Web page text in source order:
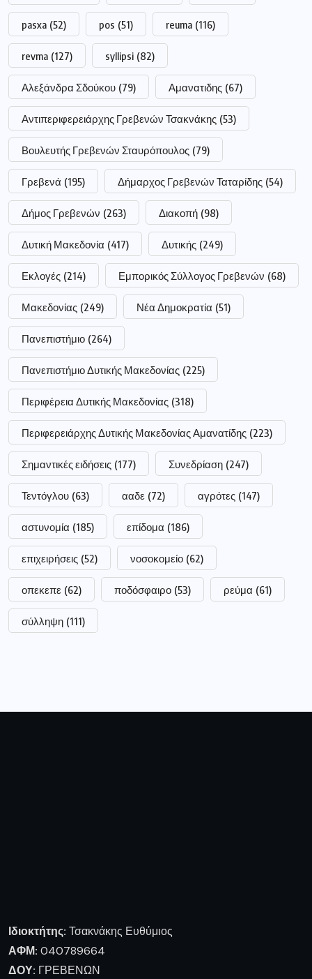
pasxa (52) pos (51) reuma (116)
revma (127) syllipsi (82)
Αλεξάνδρα Σδούκου (79) Αμανατιδης (67)
Αντιπεριφερειάρχης Γρεβενών Τσακνάκης (53)
Βουλευτής Γρεβενών Σταυρόπουλος (79)
Γρεβενά (195) Δήμαρχος Γρεβενών Ταταρίδης (54)
Δήμος Γρεβενών (263) Διακοπή (98)
Δυτική Μακεδονία (417) Δυτικής (249)
Εκλογές (214) Εμπορικός Σύλλογος Γρεβενών (68)
Μακεδονίας (249) Νέα Δημοκρατία (51)
Πανεπιστήμιο (264)
Πανεπιστήμιο Δυτικής Μακεδονίας (225)
Περιφέρεια Δυτικής Μακεδονίας (318)
Περιφερειάρχης Δυτικής Μακεδονίας Αμανατίδης (223)
Σημαντικές ειδήσεις (177) Συνεδρίαση (247)
Τεντόγλου (63) ααδε (72) αγρότες (147)
αστυνομία (185) επίδομα (186)
επιχειρήσεις (52) νοσοκομείο (62)
οπεκεπε (62) ποδόσφαιρο (53) ρεύμα (61)
σύλληψη (111)
Ιδιοκτήτης: Τσακνάκης Ευθύμιος
ΑΦΜ: 040789664
ΔΟΥ: ΓΡΕΒΕΝΩΝ